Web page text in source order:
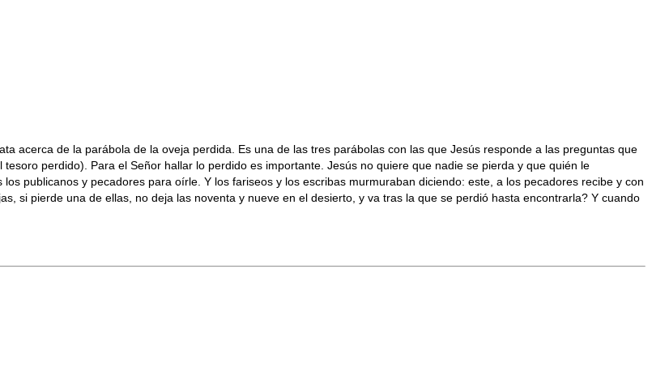
acerca de la parábola de la oveja perdida. Es una de las tres parábolas con las que Jesús responde a las preguntas que
perdido). Para el Señor hallar lo perdido es importante. Jesús no quiere que nadie se pierda y que quién le
publicanos y pecadores para oírle. Y los fariseos y los escribas murmuraban diciendo: este, a los pecadores recibe y con
si pierde una de ellas, no deja las noventa y nueve en el desierto, y va tras la que se perdió hasta encontrarla? Y cuando